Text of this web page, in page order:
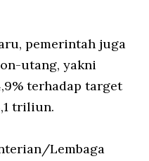
pemerintah juga
utang, yakni
terhadap target
triliun.
Lembaga